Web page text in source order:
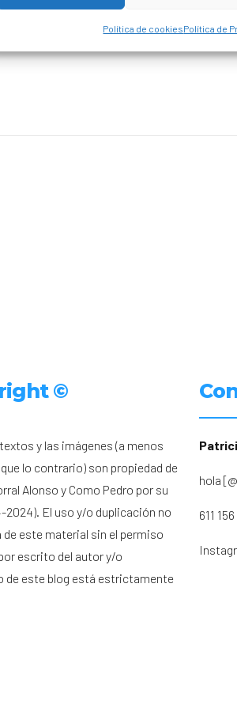
Política de cookiesPolítica de
©
y las imágenes (a menos
lo contrario) son propiedad de
Alonso y Como Pedro por su
2024). El uso y/o duplicación no
de este material sin el permiso
escrito del autor y/o
de este blog está estrictamente
hola
611